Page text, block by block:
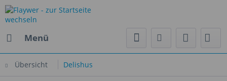
Menü
Übersicht Delishus